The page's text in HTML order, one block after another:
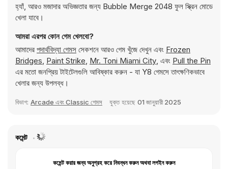
হ্যাঁ, আরও মজাদার অভিজ্ঞতার জন্য Bubble Merge 2048 ফুল স্ক্রিন মোডে
খেলা যাবে।
আমরা এরপর কোন গেম খেলবো?
আমাদের পদার্থবিদ্যা গেমস সেকশনে আরও গেম খুঁজে দেখুন এবং Frozen
Bridges, Paint Strike, Mr. Toni Miami City, এবং Pull the Pin
এর মতো জনপ্রিয় টাইটেলগুলি আবিষ্কার করুন - যা Y8 গেমসে তাৎক্ষণিকভাবে
খেলার জন্য উপলব্ধ।
বিভাগ: Arcade এবং Classic গেমস যুক্ত হয়েছে 01 জানুয়ারী 2025
কমেন্ট
কমেন্ট করার জন্য অনুগ্রহ করে নিবন্ধন করুন অথবা লগইন করুন